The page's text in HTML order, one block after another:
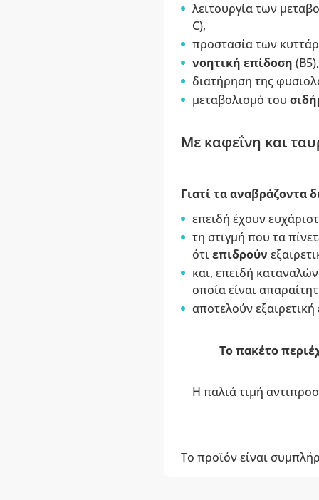
λειτουργία των
C),
προστασία των
νοητική επίδοση (Β5),
διατήρηση της
μεταβολισμό του
Με καφεΐνη και
Γιατί τα αναβράζοντα
επειδή έχουν
τη στιγμή που τα
ότιεπιδρούν
και, επειδή
οποία είναι
αποτελούν εξαιρετική
Το πακέτο
Η παλιά τιμή
Το προϊόν είναι